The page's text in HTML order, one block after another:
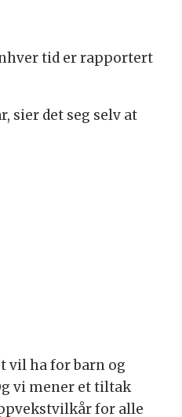
tid er rapportert
sier det seg selv at
vil ha for barn og
vi mener et tiltak
for alle